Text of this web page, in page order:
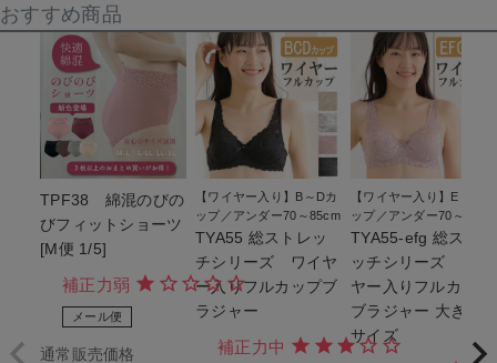
おすすめ商品
TPF38 綿混のびの
びフィットショーツ
[M便 1/5]
補正力弱
メール便
通常販売価格
【ワイヤー入り】B～Dカ
ップ／アンダー70～85cm
TYA55 総ストレッ
チシリーズ ワイヤ
ー入りフルカップブ
ラジャー
補正力中
【ワイヤー入り】E～Gカ
ップ／アンダー70～85cm
TYA55-efg 総ストレ
ッチシリーズ ワイ
ヤー入りフルカップ
ブラジャー 大きい
サイズ